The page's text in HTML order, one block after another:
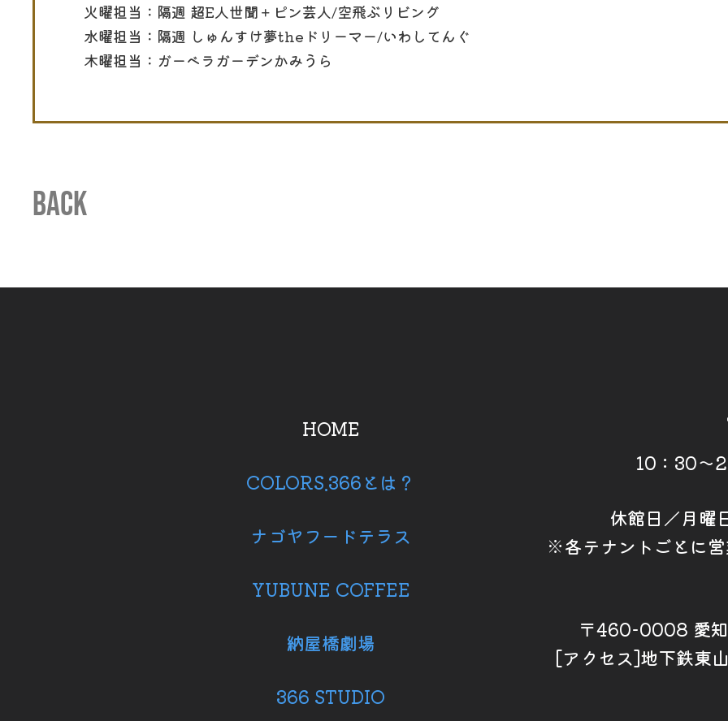
火曜担当：隔週 超E人世聞＋ピン芸人/空飛ぶリビング
水曜担当：隔週 しゅんすけ夢theドリーマー/いわしてんぐ
木曜担当：ガーベラガーデンかみうら
BACK
HOME
COLORS.366とは？
ナゴヤフードテラス
YUBUNE COFFEE
納屋橋劇場
366 STUDIO
10：30～
休館日／月曜
※各テナントごとに
〒460-0008 愛
[アクセス]地下鉄東